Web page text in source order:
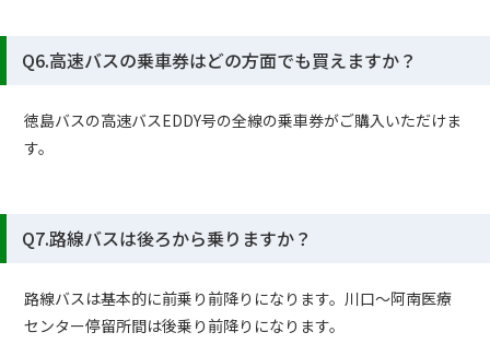
Q6.高速バスの乗車券はどの方面でも買えますか？
徳島バスの高速バスEDDY号の全線の乗車券がご購入いただけま
す。
Q7.路線バスは後ろから乗りますか？
路線バスは基本的に前乗り前降りになります。川口～阿南医療
センター停留所間は後乗り前降りになります。